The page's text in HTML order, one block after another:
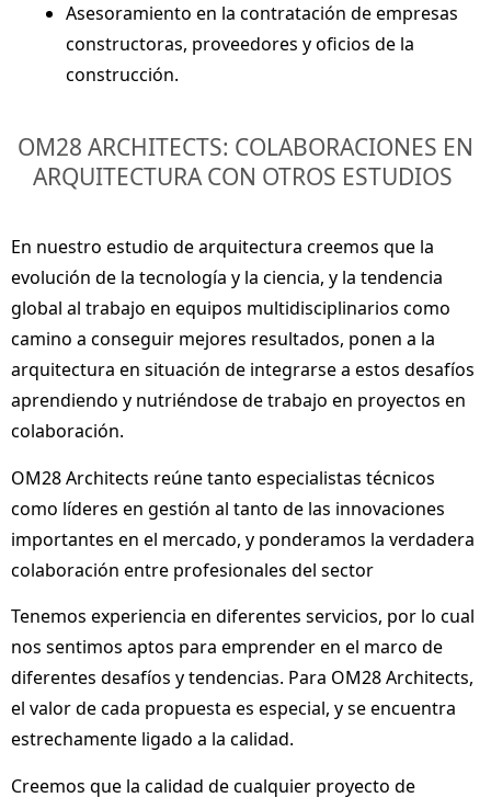
Asesoramiento en la contratación de empresas
constructoras, proveedores y oficios de la
construcción.
OM28 ARCHITECTS: COLABORACIONES EN
ARQUITECTURA CON OTROS ESTUDIOS
En nuestro estudio de arquitectura creemos que la
evolución de la tecnología y la ciencia, y la tendencia
global al trabajo en equipos multidisciplinarios como
camino a conseguir mejores resultados, ponen a la
arquitectura en situación de integrarse a estos desafíos
aprendiendo y nutriéndose de trabajo en proyectos en
colaboración.
OM28 Architects reúne tanto especialistas técnicos
como líderes en gestión al tanto de las innovaciones
importantes en el mercado, y ponderamos la verdadera
colaboración entre profesionales del sector
Tenemos experiencia en diferentes servicios, por lo cual
nos sentimos aptos para emprender en el marco de
diferentes desafíos y tendencias. Para OM28 Architects,
el valor de cada propuesta es especial, y se encuentra
estrechamente ligado a la calidad.
Creemos que la calidad de cualquier proyecto de